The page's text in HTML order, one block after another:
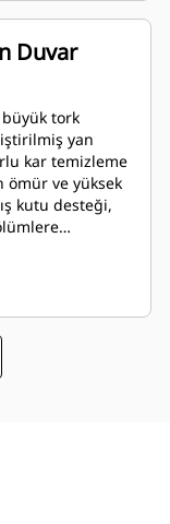
Duvar
büyük tork
yan
kar temizleme
ömür ve yüksek
kutu desteği,